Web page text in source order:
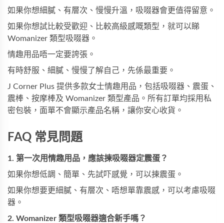
如果你想細膩、有層次、慢慢升溫，吸啜器會更值得留意。
如果你想試比較受歡迎、比較高級感嘅類型，就可以睇
Womanizer 類型吸啜器。
情趣用品唔一定要誇張。
有時舒服、細膩、慢慢了解自己，先係最重要。
J Corner Plus 提供多款女士情趣用品，包括吸啜器、震蛋、
震棒、按摩棒及 Womanizer 類型產品。所有訂單均採用私
密包裝，面單不會顯示產品名稱，讓你安心收貨。
FAQ 常見問題
1. 第一次用情趣用品，應該揀吸啜器定震蛋？
如果你想低調、簡單、先試吓感覺，可以揀震蛋。
如果你想要更細膩、有層次、唔想單靠震感，可以考慮吸啜
器。
2. Womanizer 類型吸啜器適合新手嗎？